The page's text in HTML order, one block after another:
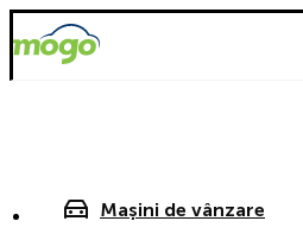
Mașini de vânzare